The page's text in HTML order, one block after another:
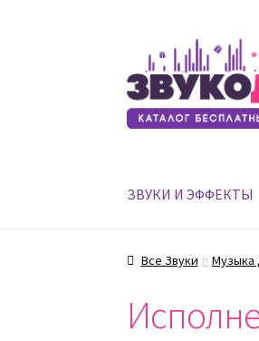
Перейти
к
навигации
Перейти
к
содержимому
ЗВУКИ И ЭФФЕКТЫ
Все Звуки Музыка